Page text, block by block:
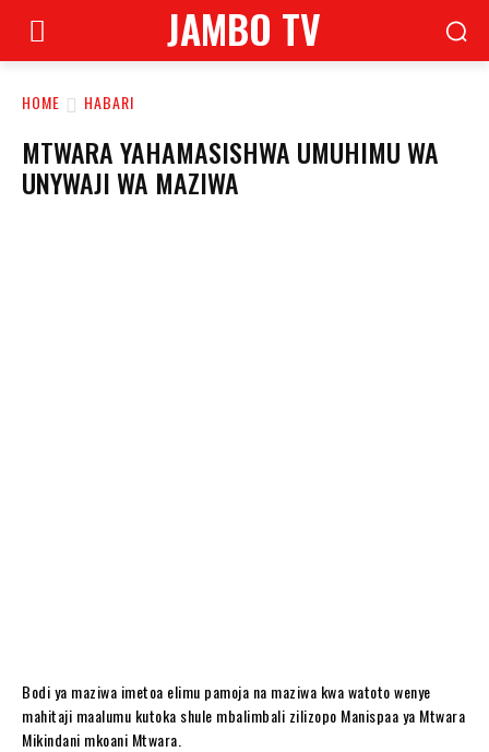
JAMBO TV
HOME HABARI
MTWARA YAHAMASISHWA UMUHIMU WA
UNYWAJI WA MAZIWA
Bodi ya maziwa imetoa elimu pamoja na maziwa kwa watoto wenye
mahitaji maalumu kutoka shule mbalimbali zilizopo Manispaa ya Mtwara
Mikindani mkoani Mtwara.